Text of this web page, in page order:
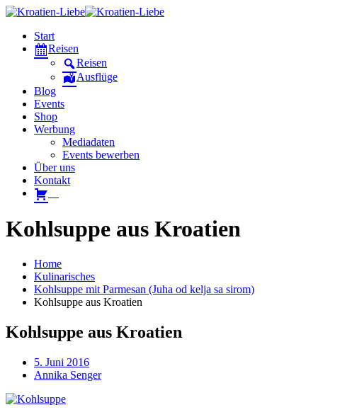
Start
Reisen
Reisen
Ausflüge
Blog
Events
Shop
Werbung
Mediadaten
Events bewerben
Über uns
Kontakt
Kohlsuppe aus Kroatien
Home
Kulinarisches
Kohlsuppe mit Parmesan (Juha od kelja sa sirom)
Kohlsuppe aus Kroatien
Kohlsuppe aus Kroatien
5. Juni 2016
Annika Senger